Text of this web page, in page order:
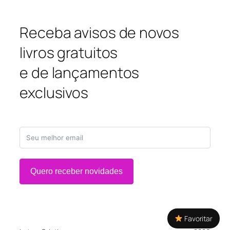
Receba avisos de novos
livros gratuitos
e de lançamentos
exclusivos
Quero receber novidades
Favoritar